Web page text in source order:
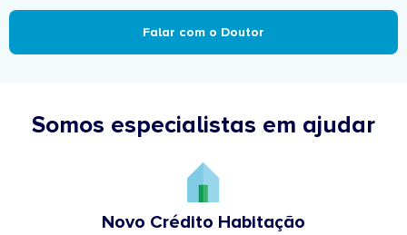
Falar com o Doutor
Somos especialistas em ajudar
Novo Crédito Habitação